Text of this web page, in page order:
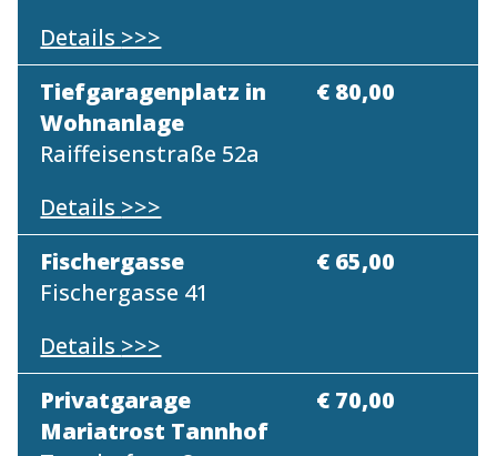
Details >>>
Tiefgaragenplatz in
Wohnanlage
Raiffeisenstraße 52a
Details >>>
€ 80,00
Fischergasse
Fischergasse 41
Details >>>
€ 65,00
Privatgarage
Mariatrost Tannhof
€ 70,00